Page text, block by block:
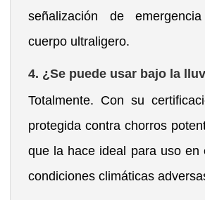
señalización de
cuerpo ultraligero.
4. ¿Se puede usar bajo la
Totalmente. Con su
protegida contra chorros
que la hace ideal para uso en
condiciones climáticas